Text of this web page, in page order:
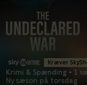
Kræver
Krimi & Spænding • 1
Ny sæson på torsdag